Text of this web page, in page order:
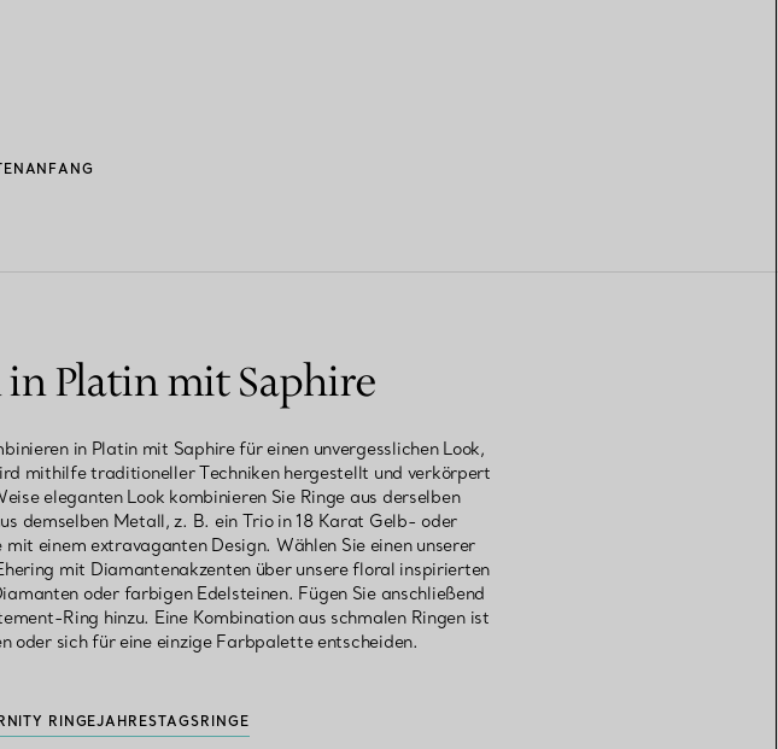
Platin mit Saphire
in Platin mit Saphire für einen unvergesslichen Look,
mithilfe traditioneller Techniken hergestellt und verkörpert
eleganten Look kombinieren Sie Ringe aus derselben
demselben Metall, z. B. ein Trio in 18 Karat Gelb- oder
einem extravaganten Design. Wählen Sie einen unserer
mit Diamantenakzenten über unsere floral inspirierten
oder farbigen Edelsteinen. Fügen Sie anschließend
Ring hinzu. Eine Kombination aus schmalen Ringen ist
oder sich für eine einzige Farbpalette entscheiden.
RINGEJAHRESTAGSRINGE